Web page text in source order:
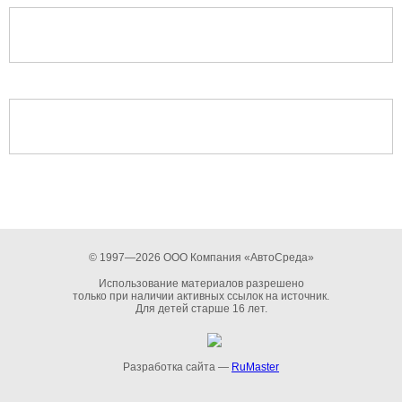
© 1997—2026 ООО Компания «АвтоСреда»
Использование материалов разрешено
только при наличии активных ссылок на источник.
Для детей старше 16 лет.
Разработка сайта — RuMaster